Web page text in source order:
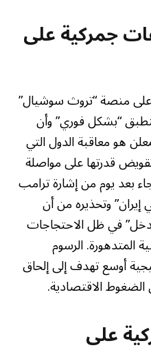
جمركية على
منصة “تروث سوشيال”
“بشكل فوري” وأن
هو معاقبة الدول التي
تقويض قدرتها على مواصلة
بعد يوم من إشارة ترامب
وتحذيره من أن
في ظل الاحتجاجات
المتدهورة. الرسوم
أوسع تهدف إلى إلحاق
الضغوط الاقتصادية.
على